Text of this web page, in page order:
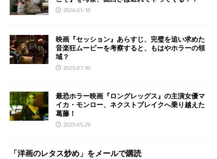
2026-01-10
映画『セッション』あらすじ、完璧を追い求めた
音楽狂ムービーを考察すると、もはやホラーの領
域？
2025-07-30
最恐ホラー映画『ロングレッグス』の主演女優マ
イカ・モンロー、ネクストブレイクへ乗り越えた
葛藤！
2025-05-29
「洋画のレタス炒め」をメールで購読